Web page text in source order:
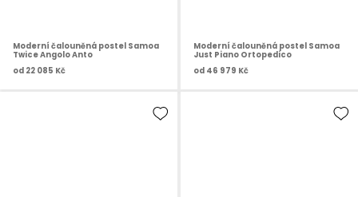
Moderní čalouněná postel Samoa
Twice Angolo Anto
od 22 085 Kč
Moderní čalouněná postel Samoa
Just Piano Ortopedico
od 46 979 Kč